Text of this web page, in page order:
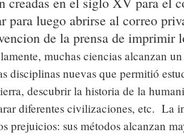
para luego abrirse al correo
de la prensa de imprimir
muchas ciencias alcanzan
disciplinas nuevas que permitió
descubrir la historia de la
diferentes civilizaciones, etc. La
prejuicios: sus métodos alcanzan